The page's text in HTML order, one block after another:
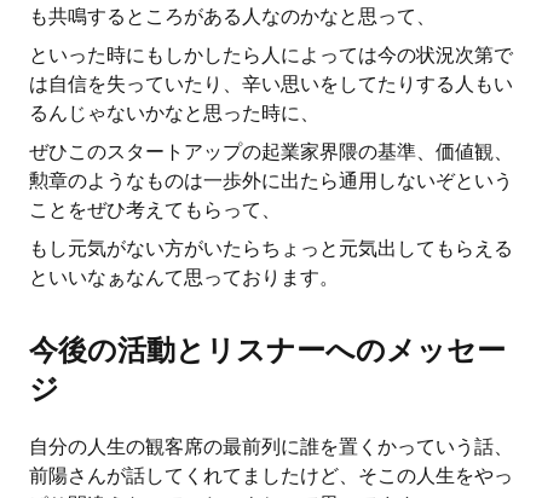
も共鳴するところがある人なのかなと思って、
といった時にもしかしたら人によっては今の状況次第で
は自信を失っていたり、辛い思いをしてたりする人もい
るんじゃないかなと思った時に、
ぜひこのスタートアップの起業家界隈の基準、価値観、
勲章のようなものは一歩外に出たら通用しないぞという
ことをぜひ考えてもらって、
もし元気がない方がいたらちょっと元気出してもらえる
といいなぁなんて思っております。
今後の活動とリスナーへのメッセー
ジ
自分の人生の観客席の最前列に誰を置くかっていう話、
前陽さんが話してくれてましたけど、そこの人生をやっ